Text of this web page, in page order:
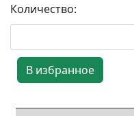
Количество: